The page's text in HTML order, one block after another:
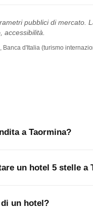
pubblici di mercato.
accessibilità.
Banca d'Italia (turismo
a Taormina?
un hotel 5 stelle a
un hotel?